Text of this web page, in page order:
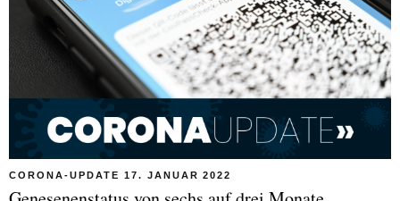
CORONA-UPDATE 17. JANUAR 2022